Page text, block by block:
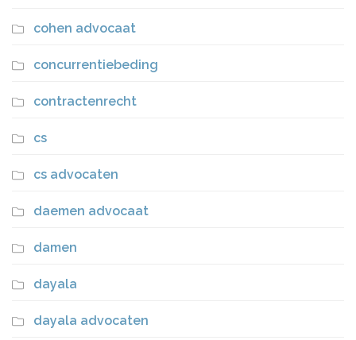
cohen advocaat
concurrentiebeding
contractenrecht
cs
cs advocaten
daemen advocaat
damen
dayala
dayala advocaten